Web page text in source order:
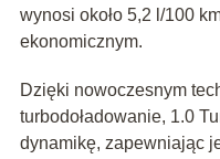
wynosi około 5,2 l/100
ekonomicznym.
Dzięki nowoczesnym
turbodoładowanie, 1.0
dynamikę, zapewniając